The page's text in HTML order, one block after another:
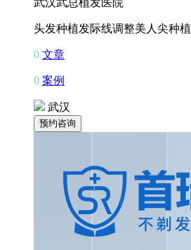
头发种植发际线调整美人尖种植
0 文章
0 案例
武汉